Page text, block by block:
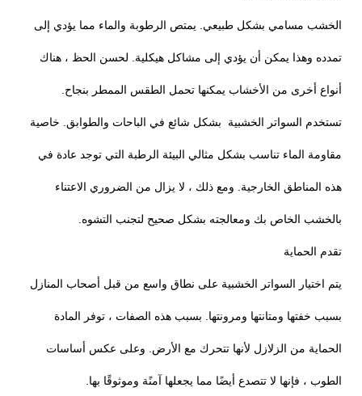
الخشب مسامي بشكل طبيعي. يمتص الرطوبة والماء مما يؤدي إلى
تمدده وهذا يمكن أن يؤدي إلى مشاكل هيكلية. لحسن الحظ ، هناك
أنواع أخرى من الأخشاب يمكنها تحمل الطقس الممطر بنجاح.
تستخدم السواتر الخشبية بشكل شائع في الباحات والطوابق. خاصية
مقاومة الماء تناسب بشكل مثالي البيئة الرطبة التي توجد عادة في
هذه المناطق الخارجية. ومع ذلك ، لا يزال من الضروري الاعتناء
بالخشب الخاص بك ومعالجته بشكل صحيح لتجنب التشوه.
تقدم الحماية
يتم اختيار السواتر الخشبية على نطاق واسع من قبل أصحاب المنازل
بسبب خفتها ومتانتها ومرونتها. بسبب هذه الصفات ، توفر المادة
الحماية من الزلازل لأنها تتحرك مع الأرض. وعلى عكس أساسات
الطوب ، فإنها لا تتصدع أيضًا مما يجعلها آمنًة وموثوقًا بها.